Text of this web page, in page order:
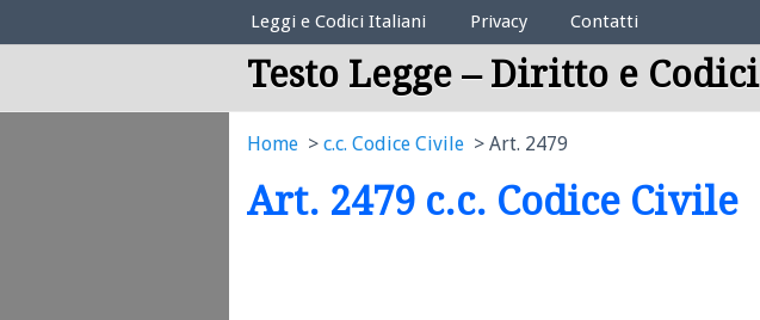
Elenco Codici Legali
Leggi e Codici Italiani Privacy Contatti
Testo Legge – Diritto e Codici
Home c.c. Codice Civile Art. 2479
Art. 2479 c.c. Codice Civile